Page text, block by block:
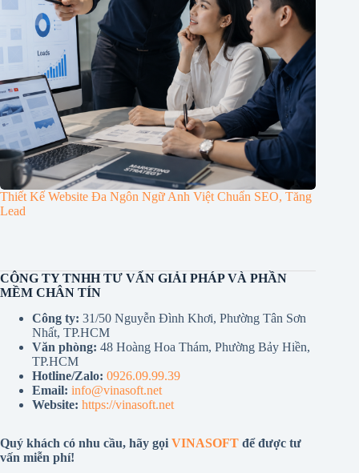
Thiết Kế Website Đa Ngôn Ngữ Anh Việt Chuẩn SEO, Tăng
Lead
CÔNG TY TNHH TƯ VẤN GIẢI PHÁP VÀ PHẦN
MỀM CHÂN TÍN
Công ty: 31/50 Nguyễn Đình Khơi, Phường Tân Sơn
Nhất, TP.HCM
Văn phòng: 48 Hoàng Hoa Thám, Phường Bảy Hiền,
TP.HCM
Hotline/Zalo: 0926.09.99.39
Email: info@vinasoft.net
Website: https://vinasoft.net
Quý khách có nhu cầu, hãy gọi VINASOFT để được tư
vấn miễn phí!